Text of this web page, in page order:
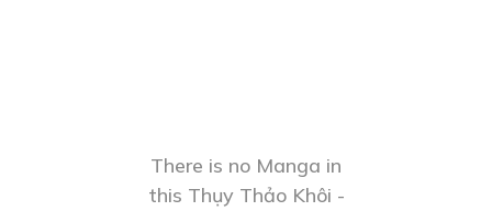
There is no Manga in
this Thụy Thảo Khôi -